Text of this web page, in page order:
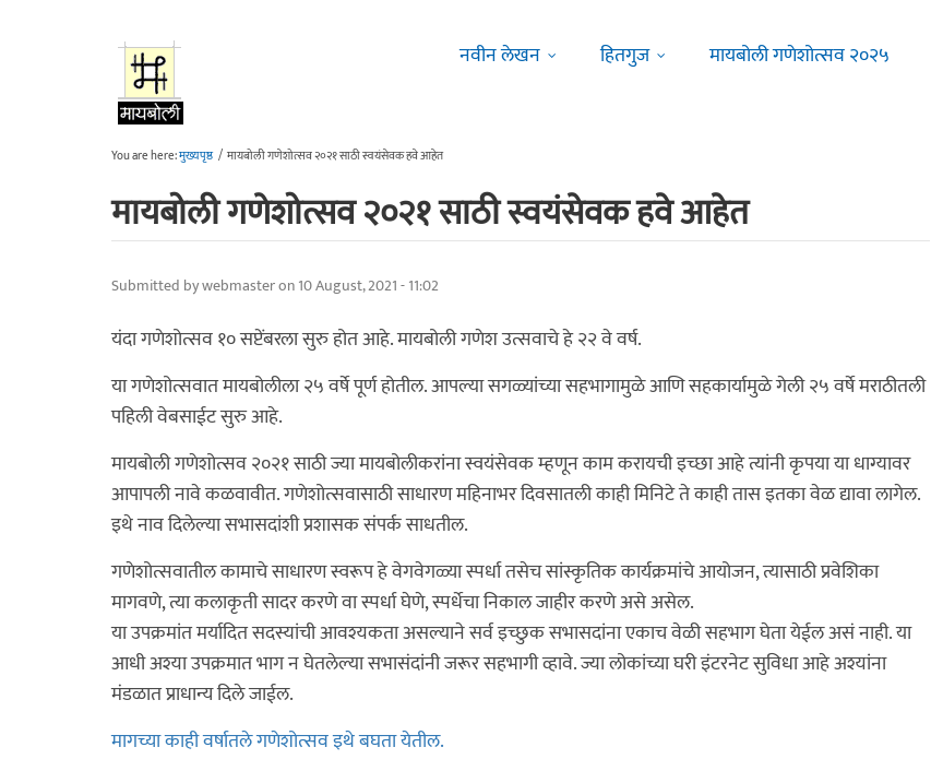
नवीन लेखन
हितगुज मायबोली गणेशोत्सव २०२५
You are here:मुख्यपृष्ठ / मायबोली गणेशोत्सव २०२१ साठी स्वयंसेवक हवे आहेत
मायबोली गणेशोत्सव २०२१ साठी स्वयंसेवक हवे आहेत
Submitted bywebmasteron 10 August, 2021 - 11:02
यंदा गणेशोत्सव १० सप्टेंबरला सुरु होत आहे. मायबोली गणेश उत्सवाचे हे २२ वे वर्ष.
या गणेशोत्सवात मायबोलीला २५ वर्षे पूर्ण होतील. आपल्या सगळ्यांच्या सहभागामुळे आणि सहकार्यामुळे गेली २५ वर्षे मराठीतली
पहिली वेबसाईट सुरु आहे.
मायबोली गणेशोत्सव २०२१ साठी ज्या मायबोलीकरांना स्वयंसेवक म्हणून काम करायची इच्छा आहे त्यांनी कृपया या धाग्यावर
आपापली नावे कळवावीत. गणेशोत्सवासाठी साधारण महिनाभर दिवसातली काही मिनिटे ते काही तास इतका वेळ द्यावा लागेल.
इथे नाव दिलेल्या सभासदांशी प्रशासक संपर्क साधतील.
गणेशोत्सवातील कामाचे साधारण स्वरूप हे वेगवेगळ्या स्पर्धा तसेच सांस्कृतिक कार्यक्रमांचे आयोजन, त्यासाठी प्रवेशिका
मागवणे, त्या कलाकृती सादर करणे वा स्पर्धा घेणे, स्पर्धेचा निकाल जाहीर करणे असे असेल.
या उपक्रमांत मर्यादित सदस्यांची आवश्यकता असल्याने सर्व इच्छुक सभासदांना एकाच वेळी सहभाग घेता येईल असं नाही. या
आधी अश्या उपक्रमात भाग न घेतलेल्या सभासंदांनी जरूर सहभागी व्हावे. ज्या लोकांच्या घरी इंटरनेट सुविधा आहे अश्यांना
मंडळात प्राधान्य दिले जाईल.
मागच्या काही वर्षातले गणेशोत्सव इथे बघता येतील.